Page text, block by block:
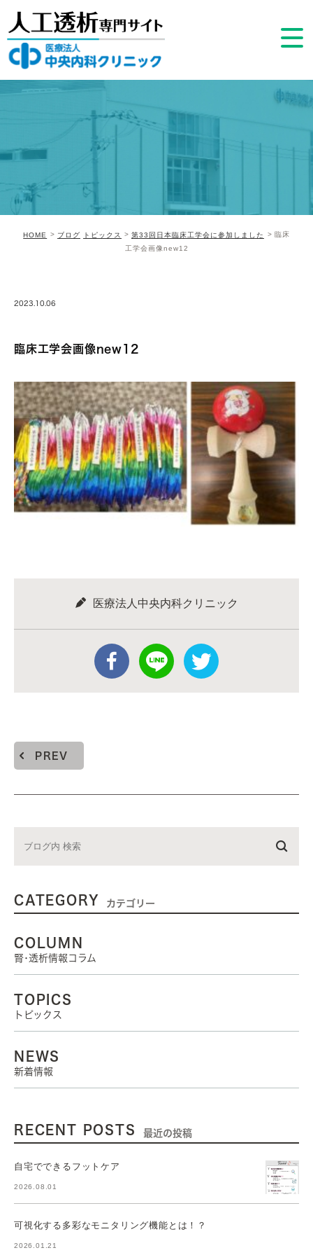
HOME ブログ トピックス 第33回日本臨床工学会に参加しました
臨床
工学会画像new12
2023.10.06
臨床工学会画像new12
医療法人中央内科クリニック
PREV
CATEGORY カテゴリー
COLUMN
腎･透析情報コラム
TOPICS
トピックス
NEWS
新着情報
RECENT POSTS 最近の投稿
自宅でできるフットケア
2026.08.01
可視化する多彩なモニタリング機能とは！？
2026.01.21